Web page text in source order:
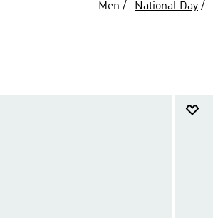
National Day
Men